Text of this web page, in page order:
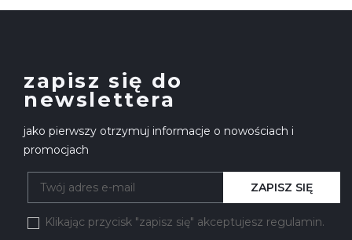
zapisz się do
newslettera
jako pierwszy otrzymuj informacje o nowościach i
promocjach
Klikając przycisk "zapisz się" akceptujesz regulamin.
ZAPISZ SIĘ